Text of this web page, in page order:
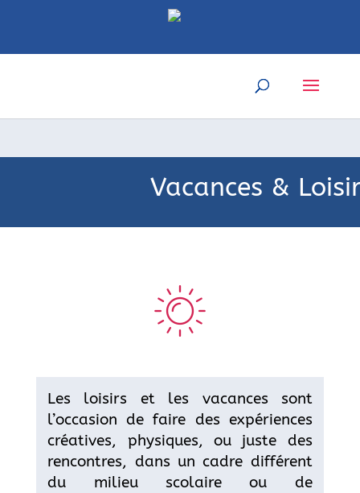
Vacances &
Les loisirs et les vacances sont
l’occasion de faire des expériences
créatives, physiques, ou juste des
rencontres, dans un cadre différent
du milieu scolaire ou de